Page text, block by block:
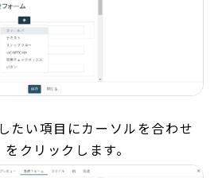
たい項目にカーソルを合わせ
クリックします。